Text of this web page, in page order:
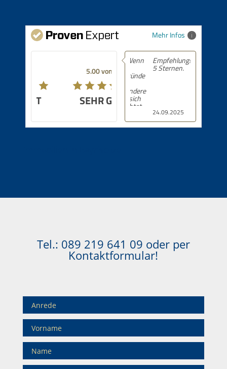
Mehr Infos
5.00 von 5
SEHR GUT
24.09.2025
Empfehlung! 5 von
5 Sternen.
Tel.: 089 219 641 09 oder per
Kontaktformular!